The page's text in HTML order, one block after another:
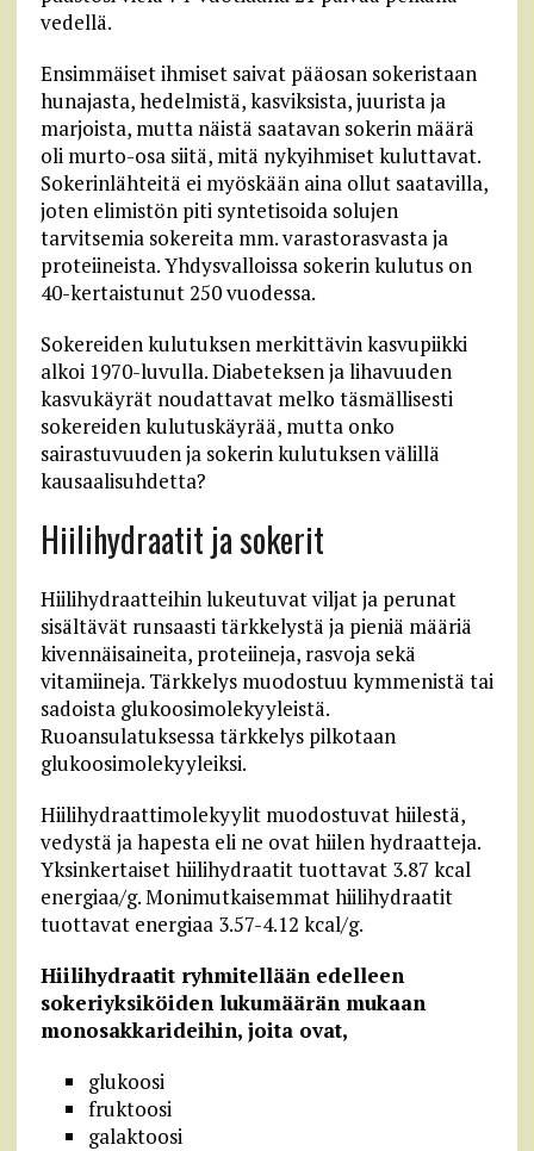
vedellä.
Ensimmäiset ihmiset saivat pääosan sokeristaan
hunajasta, hedelmistä, kasviksista, juurista ja
marjoista, mutta näistä saatavan sokerin määrä
oli murto-osa siitä, mitä nykyihmiset kuluttavat.
Sokerinlähteitä ei myöskään aina ollut saatavilla,
joten elimistön piti syntetisoida solujen
tarvitsemia sokereita mm. varastorasvasta ja
proteiineista. Yhdysvalloissa sokerin kulutus on
40-kertaistunut 250 vuodessa.
Sokereiden kulutuksen merkittävin kasvupiikki
alkoi 1970-luvulla. Diabeteksen ja lihavuuden
kasvukäyrät noudattavat melko täsmällisesti
sokereiden kulutuskäyrää, mutta onko
sairastuvuuden ja sokerin kulutuksen välillä
kausaalisuhdetta?
Hiilihydraatit ja sokerit
Hiilihydraatteihin lukeutuvat viljat ja perunat
sisältävät runsaasti tärkkelystä ja pieniä määriä
kivennäisaineita, proteiineja, rasvoja sekä
vitamiineja. Tärkkelys muodostuu kymmenistä tai
sadoista glukoosimolekyyleistä.
Ruoansulatuksessa tärkkelys pilkotaan
glukoosimolekyyleiksi.
Hiilihydraattimolekyylit muodostuvat hiilestä,
vedystä ja hapesta eli ne ovat hiilen hydraatteja.
Yksinkertaiset hiilihydraatit tuottavat 3.87 kcal
energiaa/g. Monimutkaisemmat hiilihydraatit
tuottavat energiaa 3.57-4.12 kcal/g.
Hiilihydraatit ryhmitellään edelleen
sokeriyksiköiden lukumäärän mukaan
monosakkarideihin, joita ovat,
glukoosi
fruktoosi
galaktoosi